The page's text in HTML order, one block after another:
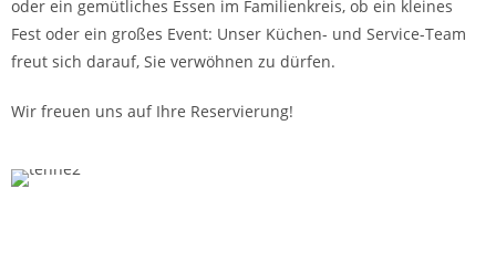
oder ein gemütliches Essen im Familienkreis, ob ein kleines
Fest oder ein großes Event: Unser Küchen- und Service-Team
freut sich darauf, Sie verwöhnen zu dürfen.
Wir freuen uns auf Ihre Reservierung!